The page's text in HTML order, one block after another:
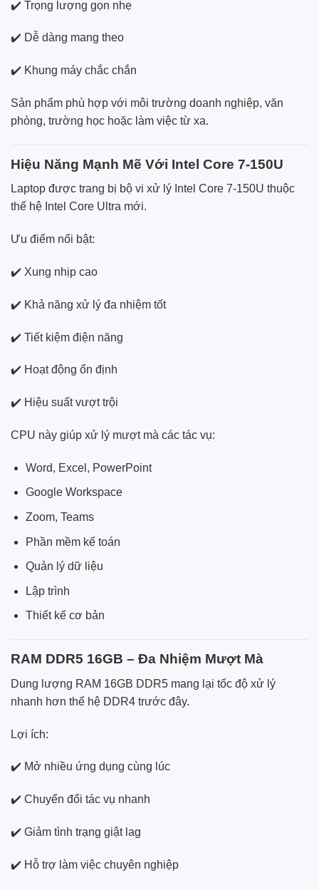
✔️ Trọng lượng gọn nhẹ
✔️ Dễ dàng mang theo
✔️ Khung máy chắc chắn
Sản phẩm phù hợp với môi trường doanh nghiệp, văn
phòng, trường học hoặc làm việc từ xa.
Hiệu Năng Mạnh Mẽ Với Intel Core 7-150U
Laptop được trang bị bộ vi xử lý Intel Core 7-150U thuộc
thế hệ Intel Core Ultra mới.
Ưu điểm nổi bật:
✔️ Xung nhịp cao
✔️ Khả năng xử lý đa nhiệm tốt
✔️ Tiết kiệm điện năng
✔️ Hoạt động ổn định
✔️ Hiệu suất vượt trội
CPU này giúp xử lý mượt mà các tác vụ:
Word, Excel, PowerPoint
Google Workspace
Zoom, Teams
Phần mềm kế toán
Quản lý dữ liệu
Lập trình
Thiết kế cơ bản
RAM DDR5 16GB – Đa Nhiệm Mượt Mà
Dung lượng RAM 16GB DDR5 mang lại tốc độ xử lý
nhanh hơn thế hệ DDR4 trước đây.
Lợi ích:
✔️ Mở nhiều ứng dụng cùng lúc
✔️ Chuyển đổi tác vụ nhanh
✔️ Giảm tình trạng giật lag
✔️ Hỗ trợ làm việc chuyên nghiệp